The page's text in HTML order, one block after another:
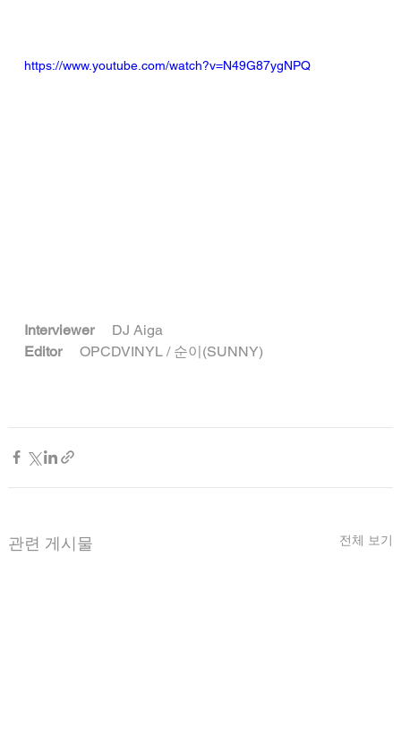
https://www.youtube.com/watch?v=N49G87ygNPQ
Interviewer
     DJ Aiga
Editor
     OPCDVINYL / 순이(SUNNY)
관련 게시물 전체 보기